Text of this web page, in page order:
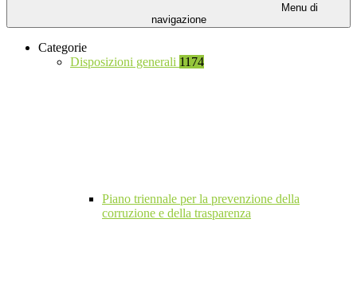
Menu di
navigazione
Categorie
Disposizioni generali 1174
Piano triennale per la prevenzione della
corruzione e della trasparenza